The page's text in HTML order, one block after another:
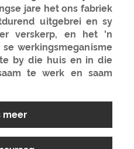
jare het ons fabriek
uitgebrei en sy
verskerp, en het 'n
werkingsmeganisme
by die huis en in die
te werk en saam
meer